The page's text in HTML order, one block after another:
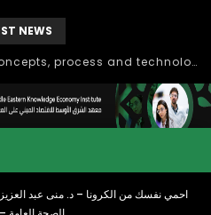
NEWS
Knowledge Management: concepts, process and technology
احمي نفسك من الكرونا – د. منى عبد